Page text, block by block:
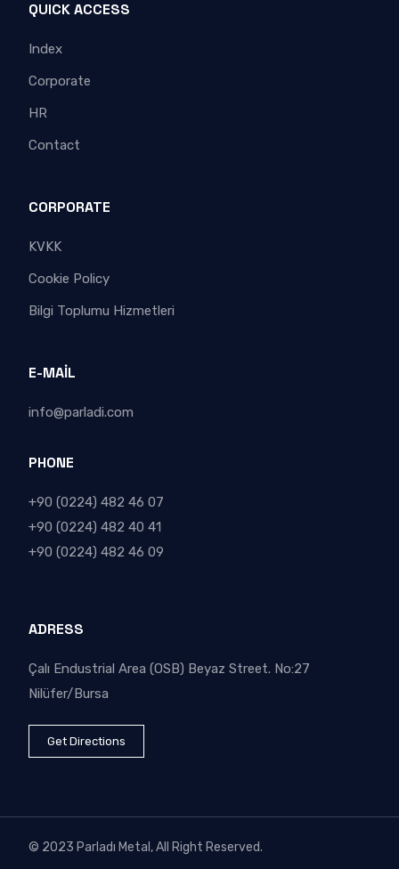
QUICK ACCESS
Index
Corporate
HR
Contact
CORPORATE
KVKK
Cookie Policy
Bilgi Toplumu Hizmetleri
E-MAIL
info@parladi.com
PHONE
+90 (0224) 482 46 07
+90 (0224) 482 40 41
+90 (0224) 482 46 09
ADRESS
Çalı Endustrial Area (OSB) Beyaz Street. No:27
Nilüfer/Bursa
Get Directions
© 2023 Parladı Metal, All Right Reserved.